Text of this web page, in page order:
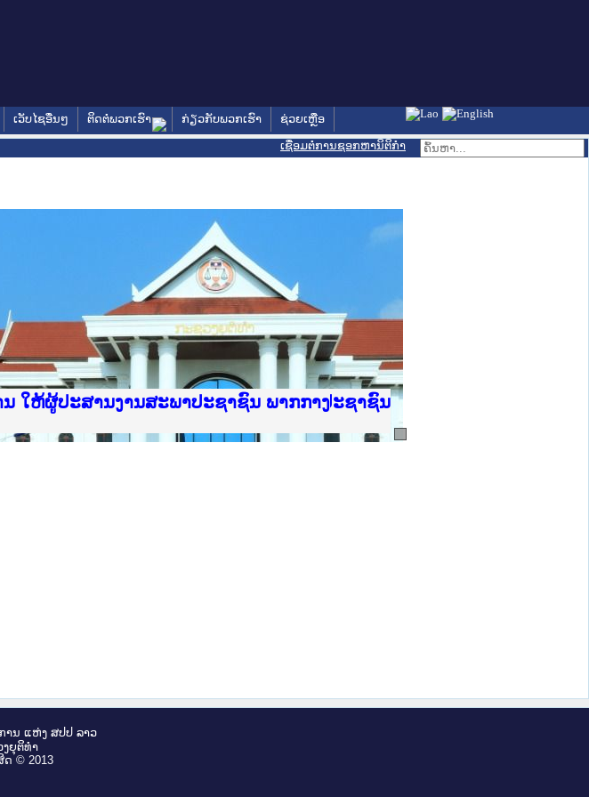
ເວັບໄຊອື່ນໆ ຕິດຕໍ່ພວກເຮົາ ກ່ຽວກັບພວກເຮົາ
ຊ່ວຍເຫຼືອ
ເຊື່ອມຕໍ່ການຊອກຫານິຕິກຳ
ອັບກົດໝາຍລາວ ທີ່ ສະຖາບັນຍຸຕິທຳແຫ່ງຊາດ
ໃຫ້ຜູ້ປະສານງານສະພາປະຊາຊົນ ພາກເໜືອ
ຈົດໝາຍເຫດທາງລັດຖະການ
ລັດຖະການ ສຳລັບ ພາກກາງ
ລັດຖະການ ສຳລັບ ພາກໃຕ້
ດທາງລັດຖະການ ທີ່ ວິທະຍາຄານຕຳຫຼວດປະຊາຊົນ
ດທາງລັດຖະການ ທີ່ ວິທະຍາຄານສັນຕິບານປະຊາຊົນ
ຜູ້ປະສານງານຂັ້ນແຂວງພາກເໜືອ
ໃຫ້ຜູ້ປະສານງານສະພາປະຊາຊົນ ພາກກາງ
ານ ແຫ່ງ ສ​ປ​ປ ລາວ
ຍຸ​ຕິ​ທຳ
© 2013